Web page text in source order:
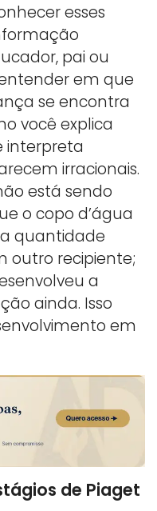
esses
pai ou
em que
se encontra
você explica
interpreta
irracionais.
está sendo
o copo d’água
quantidade
outro recipiente;
a
ainda. Isso
em
de Piaget